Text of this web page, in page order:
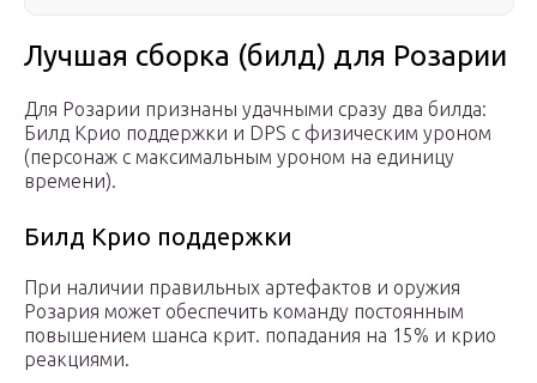
Лучшая сборка (билд) для Розарии
Для Розарии признаны удачными сразу два билда:
Билд Крио поддержки и DPS с физическим уроном
(персонаж с максимальным уроном на единицу
времени).
Билд Крио поддержки
При наличии правильных артефактов и оружия
Розария может обеспечить команду постоянным
повышением шанса крит. попадания на 15% и крио
реакциями.